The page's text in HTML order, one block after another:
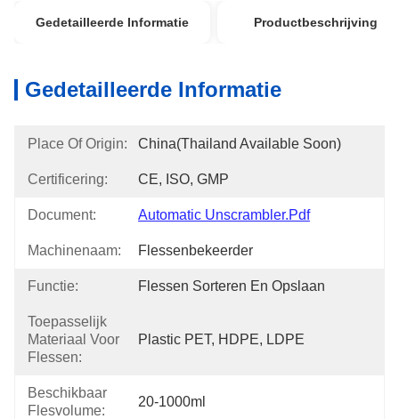
Gedetailleerde Informatie Productbeschrijving
Gedetailleerde Informatie
Place Of Origin: China(Thailand Available Soon)
Certificering: CE, ISO, GMP
Document: Automatic Unscrambler.pdf
Machinenaam: Flessenbekeerder
Functie: Flessen Sorteren En Opslaan
Toepasselijk
Materiaal Voor
Flessen:
Plastic PET, HDPE, LDPE
Beschikbaar
Flesvolume:
20-1000ml